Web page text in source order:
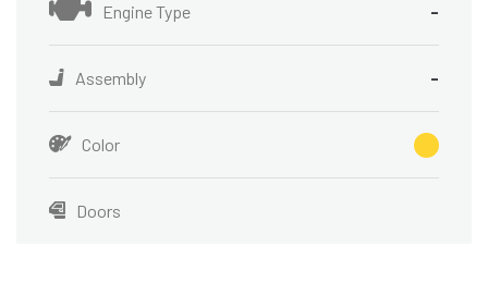
Engine Type -
Assembly -
Color
Doors